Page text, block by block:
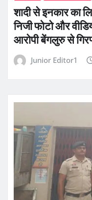
शादी से इनकार का
निजी फोटो और
आरोपी बेंगलुरु से
Junior Editor1